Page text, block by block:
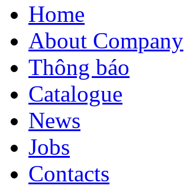
Home
About Company
Thông báo
Catalogue
News
Jobs
Contacts